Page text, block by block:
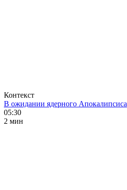
Контекст
В ожидании ядерного Апокалипсиса
05:30
2 мин